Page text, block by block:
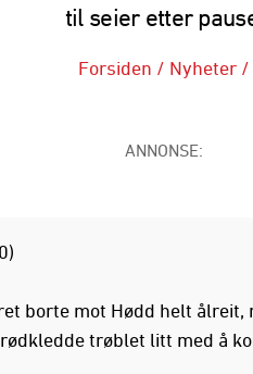
til seier etter
Forsiden / Nyheter /
ANNONSE:
borte mot Hødd helt ålreit,
trøblet litt med å